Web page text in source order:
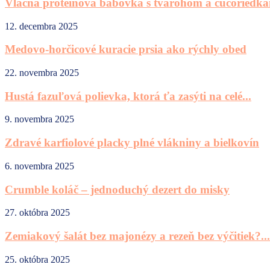
Vláčna proteínová bábovka s tvarohom a
12. decembra 2025
Medovo-horčicové kuracie prsia ako rýchly obed
22. novembra 2025
Hustá fazuľová polievka, ktorá ťa zasýti na celé...
9. novembra 2025
Zdravé karfiolové placky plné vlákniny a bielkovín
6. novembra 2025
Crumble koláč – jednoduchý dezert do misky
27. októbra 2025
Zemiakový šalát bez majonézy a rezeň bez výčitiek?...
25. októbra 2025